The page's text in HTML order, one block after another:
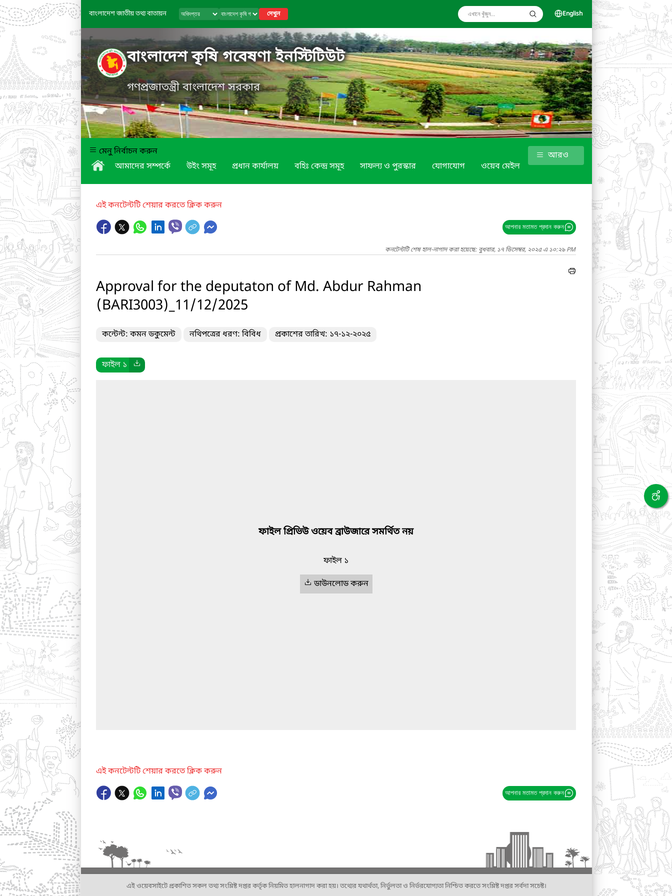
বাংলাদেশ জাতীয় তথ্য বাতায়ন দেখুন English
বাংলাদেশ কৃষি গবেষণা ইনস্টিটিউট
গণপ্রজাতন্ত্রী বাংলাদেশ সরকার
মেনু নির্বাচন করুন
আমাদের সম্পর্কে
উইং সমূহ প্রধান কার্যালয় বহিঃ কেন্দ্র সমূহ সাফল্য ও পুরস্কার যোগাযোগ ওয়েব মেইল
আরও
এই কনটেন্টটি শেয়ার করতে ক্লিক করুন
আপনার মতামত প্রদান করুন
কনটেন্টটি শেষ হাল-নাগাদ করা হয়েছে: বুধবার, ১৭ ডিসেম্বর, ২০২৫ এ ১০:২৯ PM
Approval for the deputaton of Md. Abdur Rahman
(BARI3003)_11/12/2025
কন্টেন্ট: কমন ডকুমেন্ট নথিপত্রের ধরণ: বিবিধ প্রকাশের তারিখ: ১৭-১২-২০২৫
ফাইল ১
ফাইল প্রিভিউ ওয়েব ব্রাউজারে সমর্থিত নয়
ফাইল ১
ডাউনলোড করুন
এই কনটেন্টটি শেয়ার করতে ক্লিক করুন
আপনার মতামত প্রদান করুন
এই ওয়েবসাইটে প্রকাশিত সকল তথ্য সংশ্লিষ্ট দপ্তর কর্তৃক নিয়মিত হালনাগাদ করা হয়। তথ্যের যথার্থতা, নির্ভুলতা ও নির্ভরযোগ্যতা নিশ্চিত করতে সংশ্লিষ্ট দপ্তর সর্বদা সচেষ্ট।